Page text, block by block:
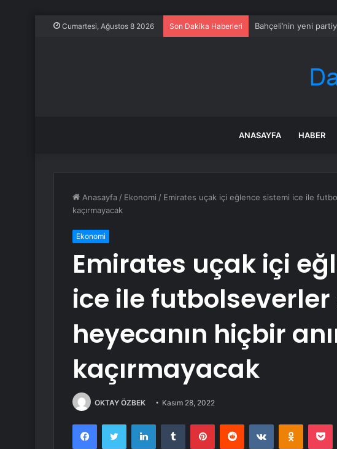
Cumartesi, Ağustos 8 2026 Son Dakika Haberleri Hayat Bazen Tatlıdır
ANASAYFA HABER
Anasayfa / Ekonomi / Emirates uçak içi eğlence sistemi ice ile
kaçırmayacak
Ekonomi
Emirates uçak içi
ice ile
heyecanın hiçbir
kaçırmayacak
OKTAY ÖZBEK Kasım 28, 2022
FacebookTwitter LinkedInTumblr PinterestReddit VKontakte